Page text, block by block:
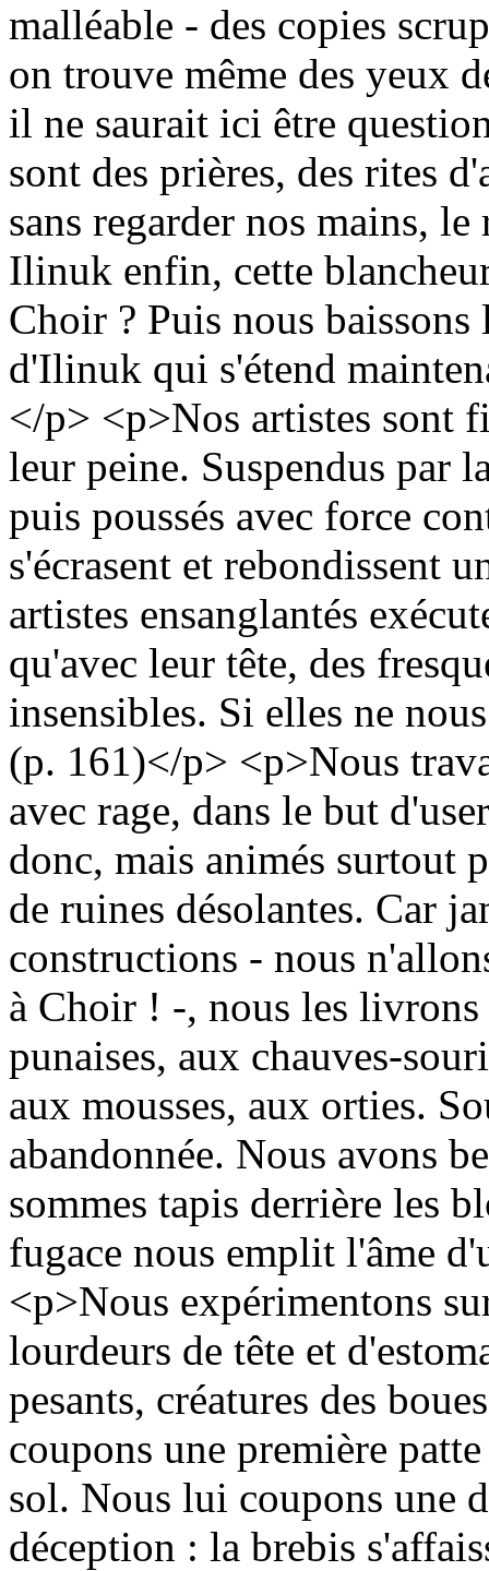
malléable - des copies
on trouve même des yeux
il ne saurait ici être
sont des prières, des rites
sans regarder nos mains,
Ilinuk enfin, cette
Choir ? Puis nous
d'Ilinuk qui s'étend
</p> <p>Nos artistes sont
leur peine. Suspendus par
puis poussés avec force
s'écrasent et rebondissent
artistes ensanglantés
qu'avec leur tête, des
insensibles. Si elles ne
(p. 161)</p> <p>Nous
avec rage, dans le but
donc, mais animés surtout
de ruines désolantes. Car
constructions - nous
à Choir ! -, nous les livrons
punaises, aux chauves-
aux mousses, aux orties.
abandonnée. Nous avons
sommes tapis derrière les
fugace nous emplit l'âme
<p>Nous expérimentons
lourdeurs de tête et
pesants, créatures des
coupons une première
sol. Nous lui coupons une
déception : la brebis